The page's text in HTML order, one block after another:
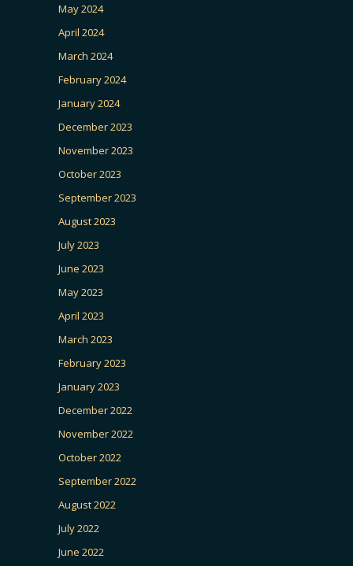
May 2024
April 2024
March 2024
February 2024
January 2024
December 2023
November 2023
October 2023
September 2023
August 2023
July 2023
June 2023
May 2023
April 2023
March 2023
February 2023
January 2023
December 2022
November 2022
October 2022
September 2022
August 2022
July 2022
June 2022